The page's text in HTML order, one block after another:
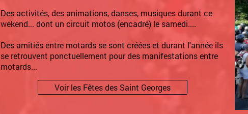
Des activités, des animations, danses, musiques durant ce
wekend... dont un circuit motos (encadré) le samedi....
Des amitiés entre motards se sont créées et durant l'année ils
se retrouvent ponctuellement pour des manifestations entre
motards...
Voir les Fêtes des Saint Georges